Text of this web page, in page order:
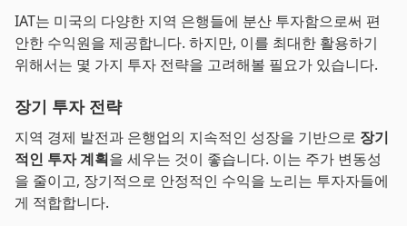
IAT는 미국의 다양한 지역 은행들에 분산 투자함으로써 편
안한 수익원을 제공합니다. 하지만, 이를 최대한 활용하기
위해서는 몇 가지 투자 전략을 고려해볼 필요가 있습니다.
장기 투자 전략
지역 경제 발전과 은행업의 지속적인 성장을 기반으로 장기
적인 투자 계획을 세우는 것이 좋습니다. 이는 주가 변동성
을 줄이고, 장기적으로 안정적인 수익을 노리는 투자자들에
게 적합합니다.